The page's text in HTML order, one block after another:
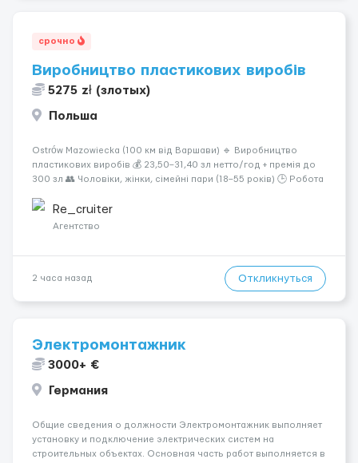
срочно
Виробництво пластикових виробів
5275 zł (злотых)
Польша
Ostrów Mazowiecka (100 км від Варшави) 🔹 Виробництво
пластикових виробів 💰 23,50–31,40 зл нетто/год + премія до
300 зл 👥 Чоловіки, жінки, сімейні пари (18–55 років) 🕒 Робота
житло — 400 зл. 📦 Обов...
Re_cruiter
Агентство
2 часа назад Откликнуться
Электромонтажник
3000+ €
Германия
Общие сведения о должности Электромонтажник выполняет
установку и подключение электрических систем на
строительных объектах. Основная часть работ выполняется в